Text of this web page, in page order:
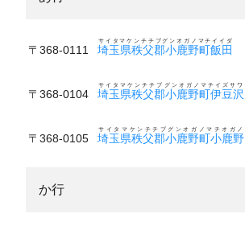
〒368-0111 埼玉県秩父郡小鹿野町飯田
サイタマケンチチブグンオガノマチイイダ
〒368-0104 埼玉県秩父郡小鹿野町伊豆沢
サイタマケンチチブグンオガノマチイズサワ
〒368-0105 埼玉県秩父郡小鹿野町小鹿野
サイタマケンチチブグンオガノマチオガノ
か行